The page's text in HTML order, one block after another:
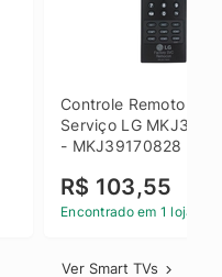
Controle Remoto de
Serviço LG
- MKJ39170828
R$ 103,55
Encontrado em 1 loja
Ver Smart TVs